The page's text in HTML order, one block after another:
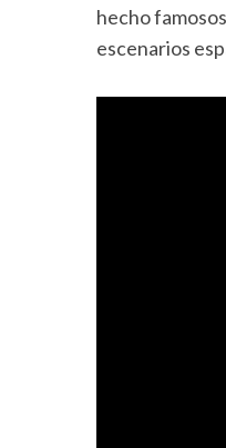
hecho
escenarios